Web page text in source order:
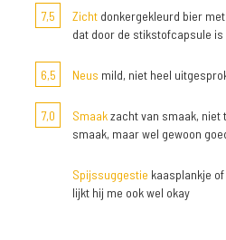
7,5
Zicht donkergekleurd bier
dat door de stikstofcapsule
6,5 Neus mild, niet heel
7,0 Smaakzacht van smaak, niet
smaak, maar wel gewoon
Spijssuggestie kaasplankje
lijkt hij me ook wel okay